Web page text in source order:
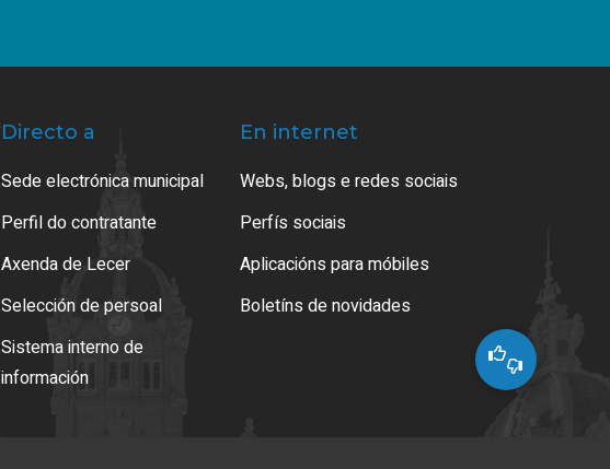
Directo a
Sede electrónica municipal
Perfil do contratante
Axenda de Lecer
Selección de persoal
Sistema interno de
información
En internet
Webs, blogs e redes sociais
Perfís sociais
Aplicacións para móbiles
Boletíns de novidades